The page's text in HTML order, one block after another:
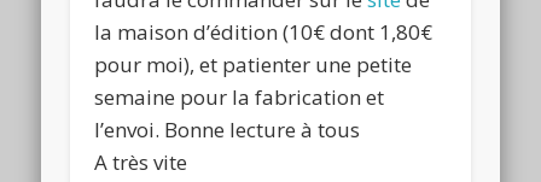
la maison d’édition (10€ dont 1,80€
pour moi), et patienter une petite
semaine pour la fabrication et
l’envoi. Bonne lecture à tous
A très vite